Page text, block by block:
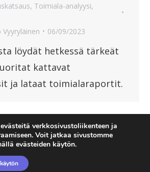
, Toimiala-analyysi,
Vyyryläinen 06/09/2023
löydät hetkessä tärkeät
kattavat
ja lataat toimialaraportit.
1 2
verkkosivustoliikenteen ja
Voit jatkaa sivustomme
evästeiden käytön.